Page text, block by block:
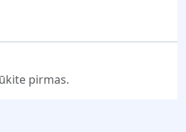
pirmas.